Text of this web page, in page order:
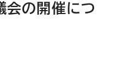
会の開催につ